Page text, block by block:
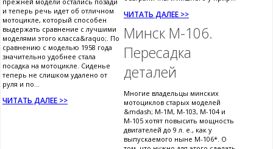
и теперь речь идет об отличном
мотоцикле, который способен
выдержать сравнение с лучшими
моделями этого класса&raquo;. По
сравнению с моделью 1958 года
значительно удобнее стала
посадка на мотоцикле. Сиденье
теперь не слишком удалено от
руля и по...
ЧИТАТЬ ДАЛЕЕ >>
ЧИТАТЬ ДАЛЕЕ >>
Минск М-106.
Пересадка
деталей
Многие владельцы минских
мотоциклов старых моделей
&mdash; М-1М, М-103, М-104 и
М-105 хотят повысить мощность
двигателей до 9 л. е., как у
выпускаемого ныне М-106*. О